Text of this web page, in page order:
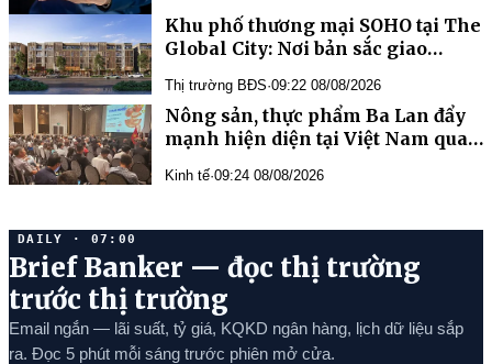
Khu phố thương mại SOHO tại The
Global City: Nơi bản sắc giao
cầu
Thị trường BĐS·09:22 08/08/2026
Nông sản, thực phẩm Ba Lan đẩy
mạnh hiện diện tại Việt Nam qua
Kinh tế·09:24 08/08/2026
DAILY · 07:00
Brief Banker — đọc thị trường
trước thị trường
Email ngắn — lãi suất, tỷ giá, KQKD ngân hàng, lịch dữ liệu sắp
ra. Đọc 5 phút mỗi sáng trước phiên mở cửa.